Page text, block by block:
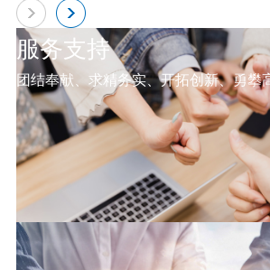
服务支持
团结奉献、求精务实、开拓创新、勇攀